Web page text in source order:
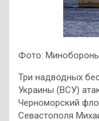
Фото:
Три надводных
Украины (ВСУ)
Черноморский
Севастополя